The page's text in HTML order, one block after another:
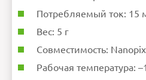
Потребляемый ток: 15
Вес: 5 г
Совместимость:
Рабочая температура: